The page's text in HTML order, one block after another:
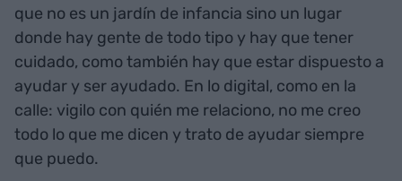
que no es un jardín de infancia sino un lugar
donde hay gente de todo tipo y hay que tener
cuidado, como también hay que estar dispuesto a
ayudar y ser ayudado. En lo digital, como en la
calle: vigilo con quién me relaciono, no me creo
todo lo que me dicen y trato de ayudar siempre
que puedo.